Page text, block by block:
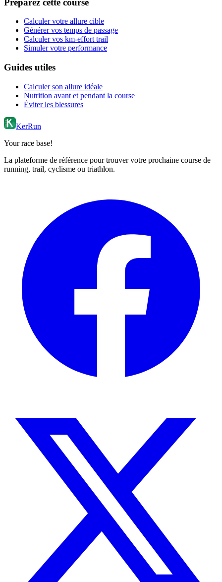
Calculer votre allure cible
Générer vos temps de passage
Calculer vos km-effort trail
Simuler votre performance
Guides utiles
Calculer son allure idéale
Nutrition avant et pendant la course
Éviter les blessures
KerRun
Your race base!
La plateforme de référence pour trouver votre prochaine course de
running, trail, cyclisme ou triathlon.